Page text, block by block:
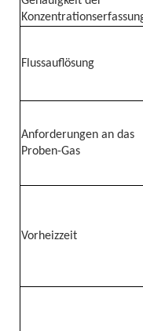
Die Fälle zeigen
Referenzen
Persönliches
Flussauflösung
Anforderungen an das
Proben-Gas
Vorheizzeit